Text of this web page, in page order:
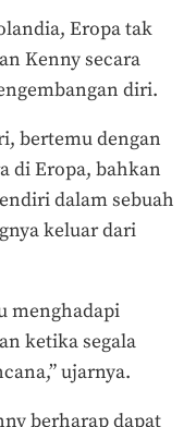
Eropa tak
Kenny secara
diri.
bertemu dengan
di Eropa, bahkan
dalam sebuah
keluar dari
menghadapi
ketika segala
ujarnya.
berharap dapat